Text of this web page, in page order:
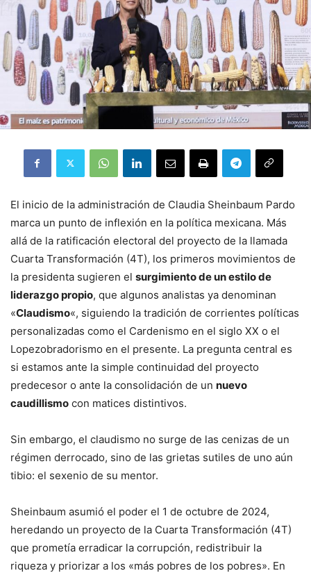
El inicio de la administración de Claudia Sheinbaum Pardo
marca un punto de inflexión en la política mexicana. Más
allá de la ratificación electoral del proyecto de la llamada
Cuarta Transformación (4T), los primeros movimientos de
la presidenta sugieren el surgimiento de un estilo de
liderazgo propio, que algunos analistas ya denominan
«Claudismo«, siguiendo la tradición de corrientes políticas
personalizadas como el Cardenismo en el siglo XX o el
Lopezobradorismo en el presente. La pregunta central es
si estamos ante la simple continuidad del proyecto
predecesor o ante la consolidación de un nuevo
caudillismo con matices distintivos.
Sin embargo, el claudismo no surge de las cenizas de un
régimen derrocado, sino de las grietas sutiles de uno aún
tibio: el sexenio de su mentor.
Sheinbaum asumió el poder el 1 de octubre de 2024,
heredando un proyecto de la Cuarta Transformación (4T)
que prometía erradicar la corrupción, redistribuir la
riqueza y priorizar a los «más pobres de los pobres». En